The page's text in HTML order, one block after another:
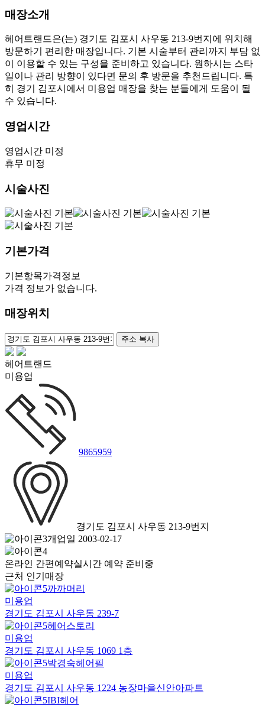
매장소개
헤어트랜드은(는) 경기도 김포시 사우동 213-9번지에 위치해
방문하기 편리한 매장입니다. 기본 시술부터 관리까지 부담 없
이 이용할 수 있는 구성을 준비하고 있습니다. 원하시는 스타
일이나 관리 방향이 있다면 문의 후 방문을 추천드립니다. 특
히 경기 김포시에서 미용업 매장을 찾는 분들에게 도움이 될
수 있습니다.
영업시간
영업시간 미정
휴무 미정
시술사진
기본가격
기본항목가격정보
가격 정보가 없습니다.
매장위치
주소 복사
헤어트랜드
미용업
9865959
경기도 김포시 사우동 213-9번지
개업일 2003-02-17
온라인 간편예약실시간 예약 준비중
근처 인기매장
까까머리
미용업
경기도 김포시 사우동 239-7
헤어스토리
미용업
경기도 김포시 사우동 1069 1층
박경숙헤어필
미용업
경기도 김포시 사우동 1224 농장마을신안아파트
IBI헤어